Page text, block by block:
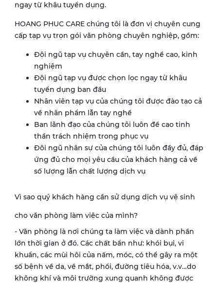
ngay từ khâu tuyển dụng.
HOANG PHUC CARE chúng tôi là đơn vị chuyên cung
cấp tạp vụ trọn gói văn phòng chuyên nghiệp, gồm:
Đội ngũ tạp vụ chuyên cần, tay nghề cao, kinh
nghiệm
Đội ngũ tạp vụ được chọn lọc ngay từ khâu
tuyển dụng ban đầu
Nhân viên tạp vụ của chúng tôi được đào tạo cả
về nhân phẩm lẫn tay nghề
Ban lãnh đạo của chúng tôi luôn đề cao tinh
thần trách nhiệm trong phục vụ
Đôi ngũ nhân sự của chúng tôi luôn đầy đủ, đáp
ứng đủ cho mọi yêu cầu của khách hàng cả về
số lượng lẫn chất lượng dịch vụ
Vì sao quý khách hàng cần sử dụng dịch vụ vệ sinh
cho văn phòng làm việc của mình?
- Văn phòng là nơi chúng ta làm việc và dành phần
lớn thời gian ở đó. Các chất bẩn như: khói bụi, vi
khuẩn, các mùi hôi của nấm, móc, có thể gây ra một
số bệnh về da, về mắt, phổi, đường tiêu hóa, v.v…do
không khí và môi trường xung quanh không được